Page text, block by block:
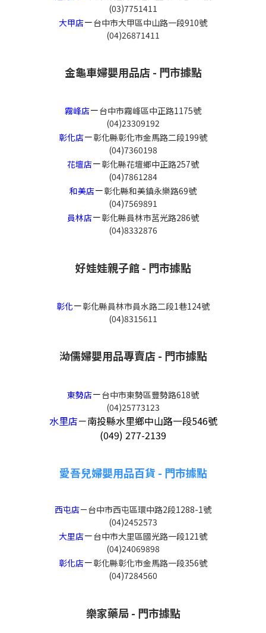
(03)7751411
大甲店－台中市大甲區中山路一段910號
(04)26871411
金龜車婦嬰用品店 - 門市據點
霧峰店－台中市霧峰區中正路1175號
(04)23309192
彰化店－彰化縣彰化市金馬路二段199號
(04)7360198
花壇店－彰化縣花壇鄉中正路257號
(04)7861284
和美店－彰化縣和美鎮永樂路69號
(04)7569891
員林店－彰化縣員林市莒光路286號
(04)8332876
好娃娃親子館 - 門市據點
彰化－彰化縣員林市員水路二段1巷124號
(04)8315611
泑儒婦嬰用品專賣店 - 門市據點
東勢店－台中市東勢區豐勢路618號
(04)25773123
水里店－南投縣水里鄉中山路一段546號
(049) 277-2139
愛吾兒婦嬰用品百貨 - 門市據點
西屯店－台中市西屯區環中路2段1288-1號
(04)2452573
大里店－台中市大里區國光路一段121號
(04)24069898
彰化店－彰化縣彰化市金馬路一段356號
(04)7284560
樂家藥局 - 門市據點